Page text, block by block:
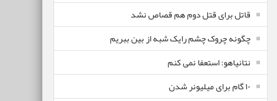
قاتل برای قتل دوم هم قصاص نشد
چگونه چروک چشم رایک شبه از بین ببریم
نتانیاهو: استعفا نمی کنم
۱۰ گام برای میلیونر شدن